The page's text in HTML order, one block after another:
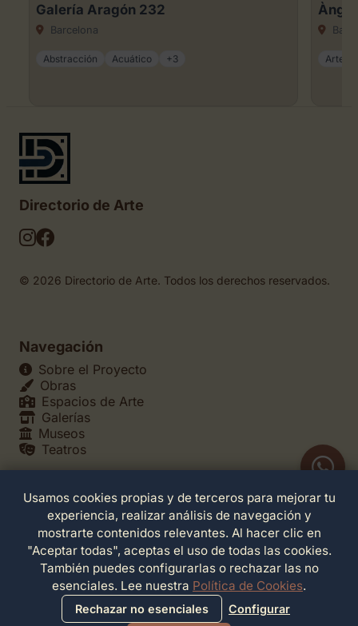
Galería Aragón 232
Barcelona
Abstracción Acuático +3 Arte
Directorio de Arte
© 2026 Directorio de Arte. Todos los derechos reservados.
Navegación
Sobre el Proyecto
Obras
Espacios de Arte
Galerías
Museos
Teatros
Legales
Política de Privacidad
Política de Cookies
Configuración de Cookies
Términos de Servicio
Contacto
Usamos cookies propias y de terceros para mejorar tu
experiencia, realizar análisis de navegación y
mostrarte contenidos relevantes. Al hacer clic en
"Aceptar todas", aceptas el uso de todas las cookies.
También puedes configurarlas o rechazar las no
esenciales. Lee nuestra Política de Cookies.
Rechazar no esenciales Configurar